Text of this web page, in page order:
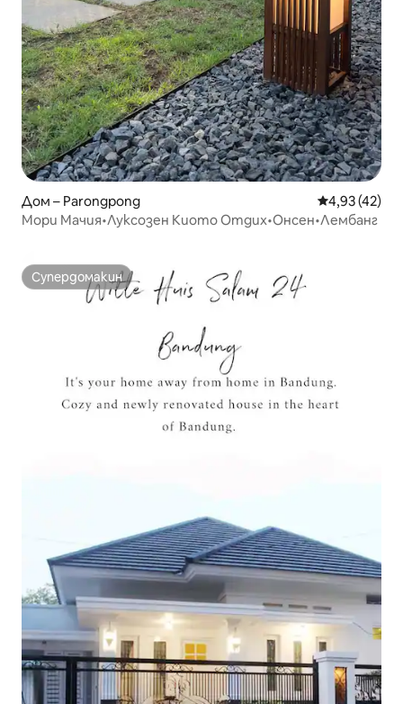
Дом – Parongpong Средна
4,93 (42)
Мори Мачия•Луксозен Киото Отдих•Онсен•Лембанг
Супердомакин
Супердомакин